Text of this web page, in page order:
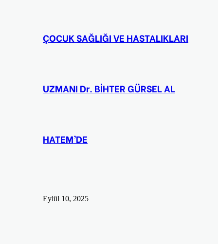
ÇOCUK SAĞLIĞI VE HASTALIKLARI
UZMANI Dr. BİHTER GÜRSEL AL
HATEM’DE
Eylül 10, 2025